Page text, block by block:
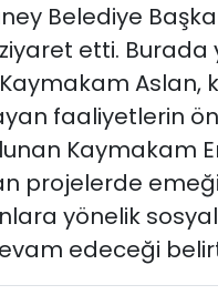
Belediye
ziyaret etti.
Aslan,
faaliyetlerin
Kaymakam
projelerde
yönelik
edeceği